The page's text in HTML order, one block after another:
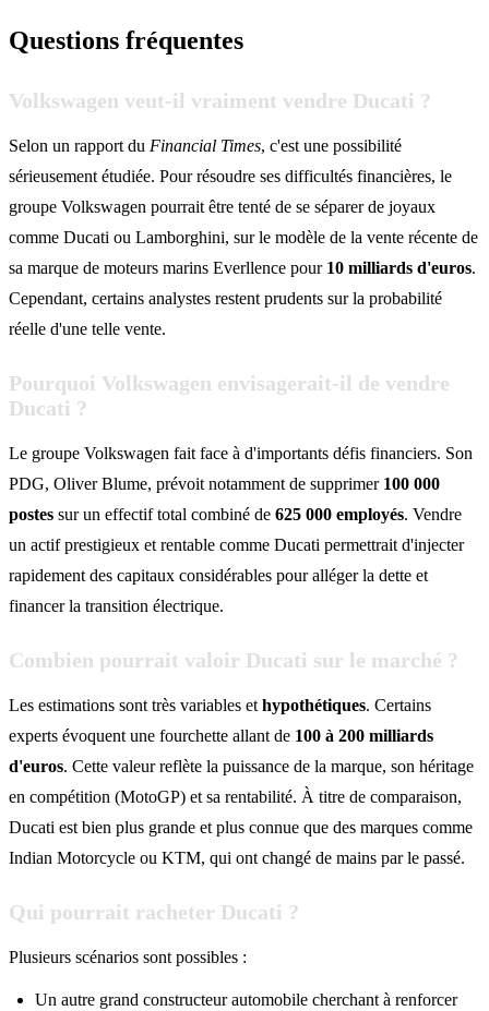
Questions fréquentes
Volkswagen veut-il vraiment vendre Ducati ?
Selon un rapport du Financial Times, c'est une possibilité
sérieusement étudiée. Pour résoudre ses difficultés financières, le
groupe Volkswagen pourrait être tenté de se séparer de joyaux
comme Ducati ou Lamborghini, sur le modèle de la vente récente de
sa marque de moteurs marins Everllence pour 10 milliards d'euros.
Cependant, certains analystes restent prudents sur la probabilité
réelle d'une telle vente.
Pourquoi Volkswagen envisagerait-il de vendre
Ducati ?
Le groupe Volkswagen fait face à d'importants défis financiers. Son
PDG, Oliver Blume, prévoit notamment de supprimer 100 000
postes sur un effectif total combiné de 625 000 employés. Vendre
un actif prestigieux et rentable comme Ducati permettrait d'injecter
rapidement des capitaux considérables pour alléger la dette et
financer la transition électrique.
Combien pourrait valoir Ducati sur le marché ?
Les estimations sont très variables ethypothétiques. Certains
experts évoquent une fourchette allant de 100 à 200 milliards
d'euros. Cette valeur reflète la puissance de la marque, son héritage
en compétition (MotoGP) et sa rentabilité. À titre de comparaison,
Ducati est bien plus grande et plus connue que des marques comme
Indian Motorcycle ou KTM, qui ont changé de mains par le passé.
Qui pourrait racheter Ducati ?
Plusieurs scénarios sont possibles :
Un autre grand constructeur automobile cherchant à renforcer